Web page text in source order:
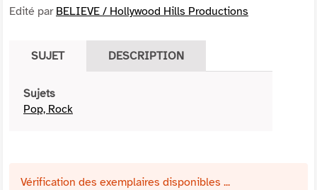
Edité par BELIEVE / Hollywood Hills Productions
SUJET DESCRIPTION
Sujets
Pop, Rock
Vérification des exemplaires disponibles ...